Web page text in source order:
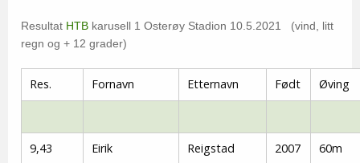
Resultat HTB karusell 1 Osterøy Stadion 10.5.2021 (vind, litt
regn og + 12 grader)
Res. Fornavn Etternavn Født Øving
9,43 Eirik Reigstad 2007 60m